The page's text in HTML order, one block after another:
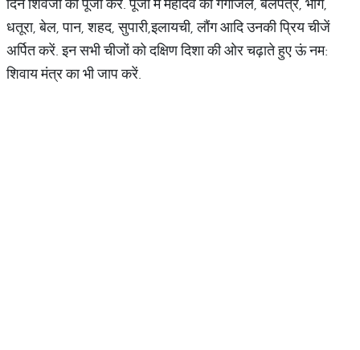
दिन शिवजी की पूजा करें. पूजा में महादेव को गंगाजल, बेलपत्र, भांग,
धतूरा, बेल, पान, शहद, सुपारी,इलायची, लौंग आदि उनकी प्रिय चीजें
अर्पित करें. इन सभी चीजों को दक्षिण दिशा की ओर चढ़ाते हुए ऊं नम:
शिवाय मंत्र का भी जाप करें.